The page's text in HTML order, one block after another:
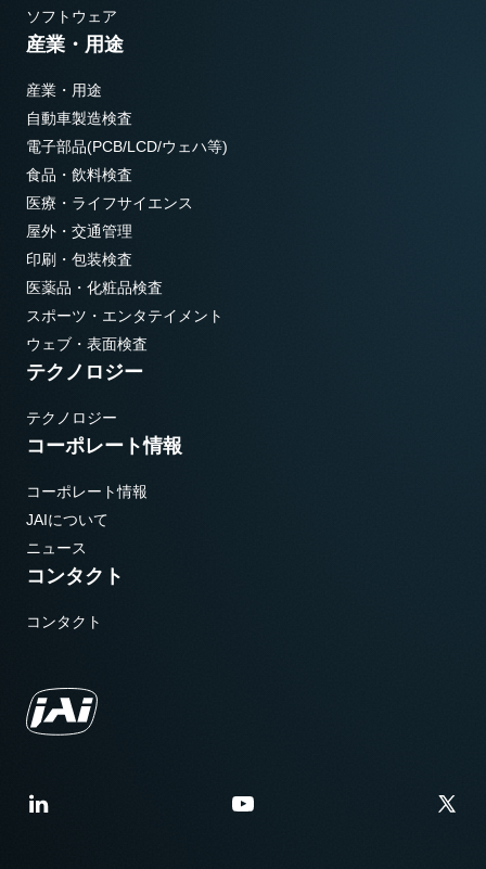
ソフトウェア
産業・用途
産業・用途
自動車製造検査
電子部品(PCB/LCD/ウェハ等)
食品・飲料検査
医療・ライフサイエンス
屋外・交通管理
印刷・包装検査
医薬品・化粧品検査
スポーツ・エンタテイメント
ウェブ・表面検査
テクノロジー
テクノロジー
コーポレート情報
コーポレート情報
JAIについて
ニュース
コンタクト
コンタクト